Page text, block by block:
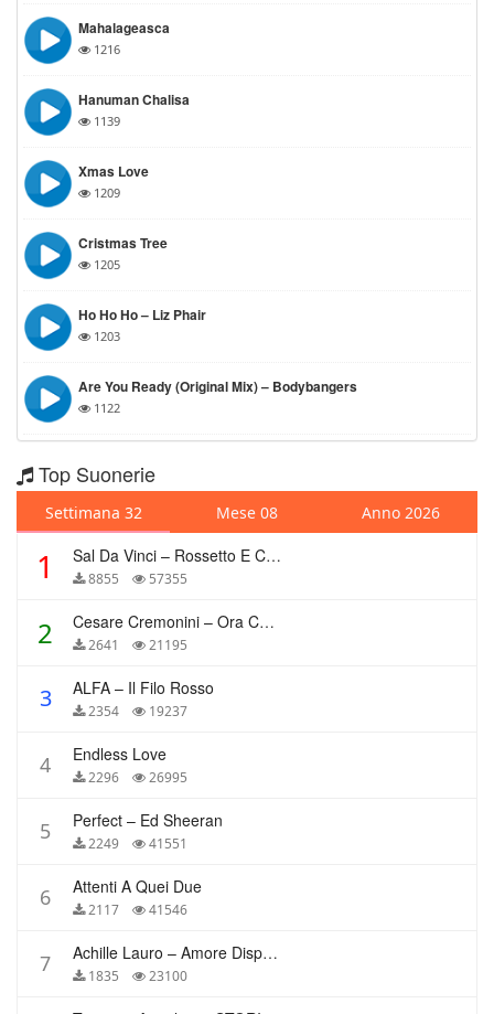
Mahalageasca
1216
Hanuman Chalisa
1139
Xmas Love
1209
Cristmas Tree
1205
Ho Ho Ho – Liz Phair
1203
Are You Ready (Original Mix) – Bodybangers
1122
Top Suonerie
Settimana 32 Mese 08 Anno 2026
1 Sal Da Vinci – Rossetto E Caffè
8855 57355
2 Cesare Cremonini – Ora Che Non Ho Più Te
2641 21195
3 ALFA – Il Filo Rosso
2354 19237
4 Endless Love
2296 26995
5 Perfect – Ed Sheeran
2249 41551
6 Attenti A Quei Due
2117 41546
7 Achille Lauro – Amore Disperato
1835 23100